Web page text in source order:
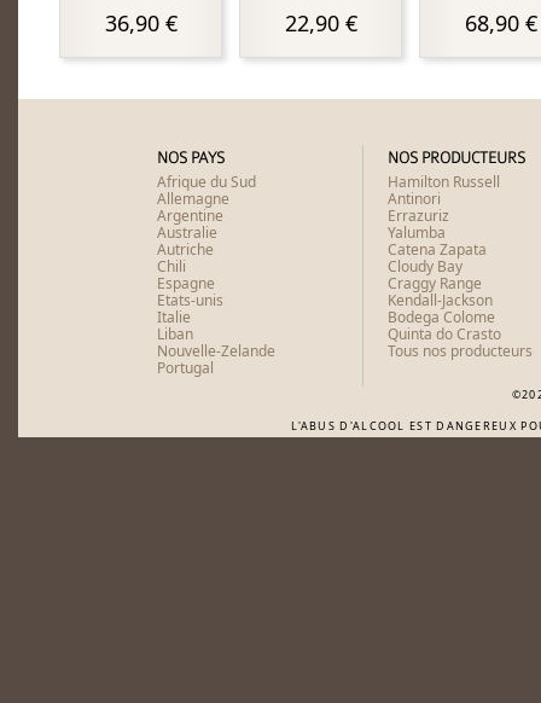
36,90 € 22,90 € 68,90 €
NOS PAYS
Afrique du Sud
Allemagne
Argentine
Australie
Autriche
Chili
Espagne
Etats-unis
Italie
Liban
Nouvelle-Zelande
Portugal
NOS PRODUCTEURS
Hamilton Russell
Antinori
Errazuriz
Yalumba
Catena Zapata
Cloudy Bay
Craggy Range
Kendall-Jackson
Bodega Colome
Quinta do Crasto
Tous nos producteurs
L'ABUS D'ALCOOL EST DANGEREUX